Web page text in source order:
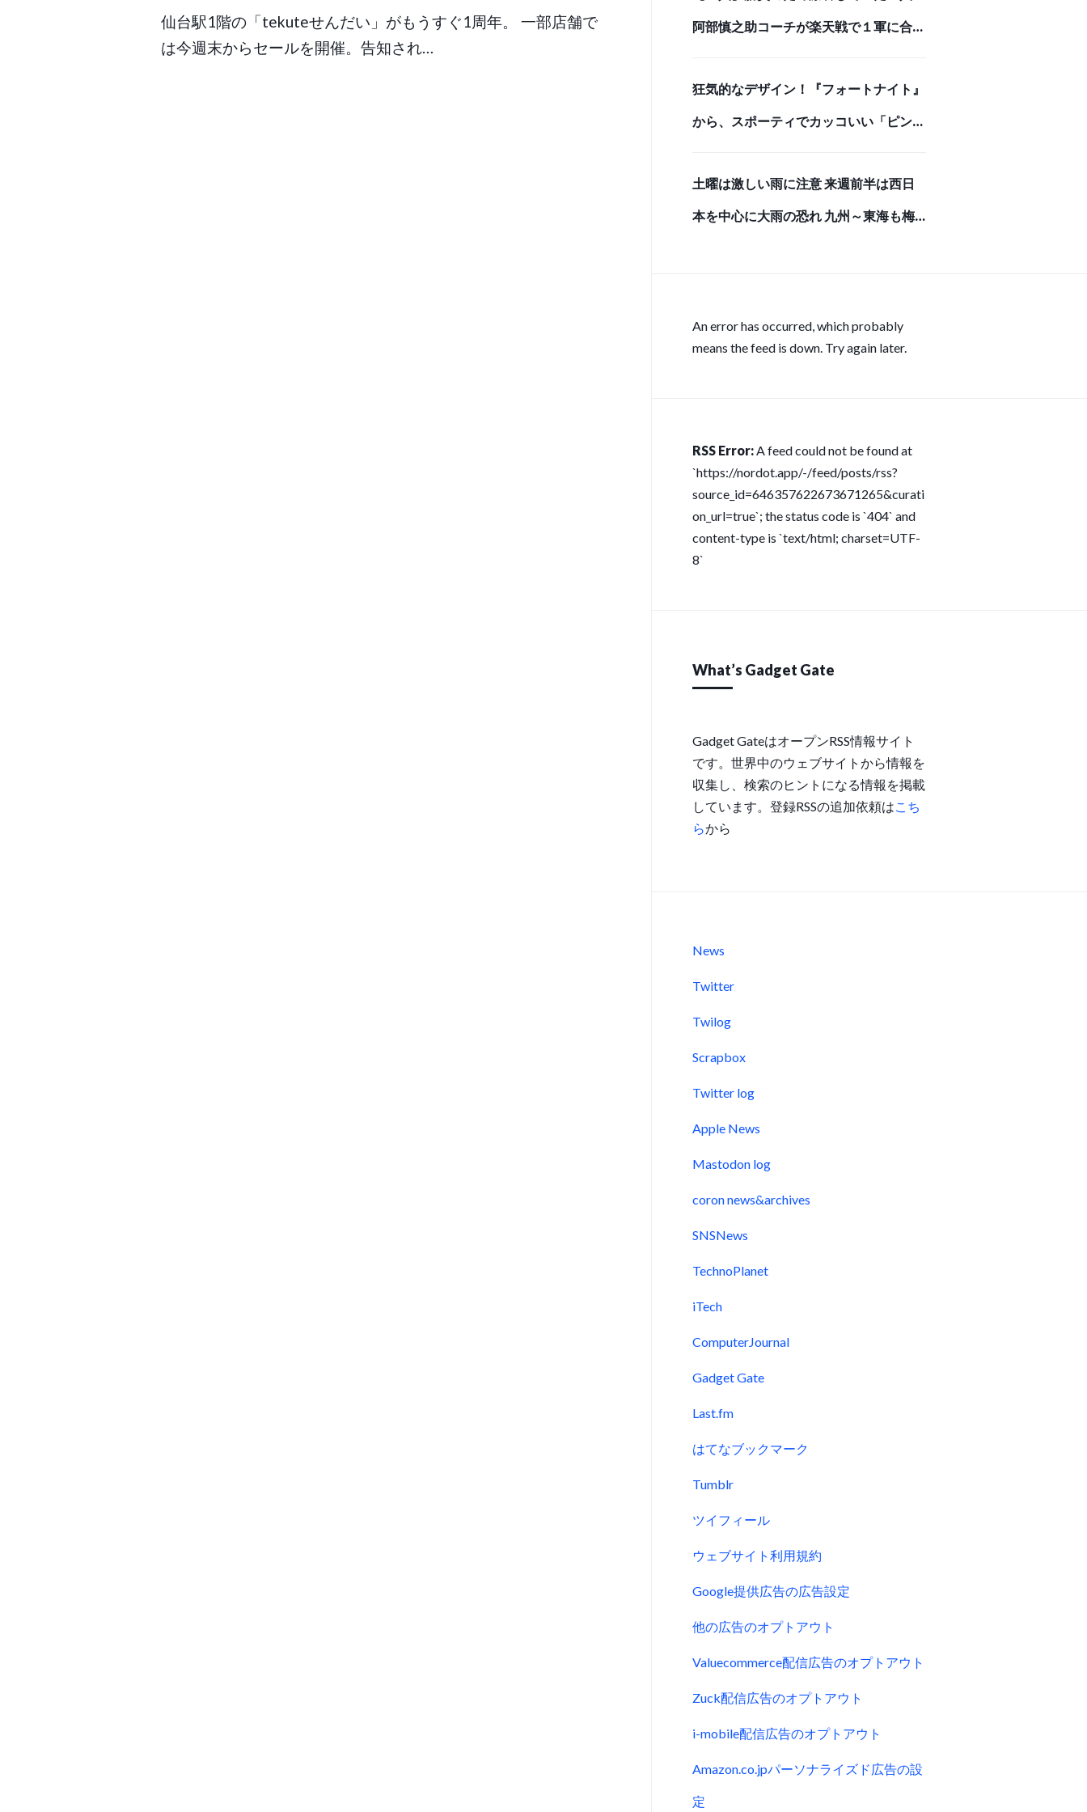
仙台駅1階の「tekuteせんだい」がもうすぐ1周年。 一部店舗で
は今週末からセールを開催。告知され…
阿部慎之助コーチが楽天戦で１軍に合流
狂気的なデザイン！『フォートナイト』
から、スポーティでカッコいい「ピンク
と、牛革で高級感あふれる長財布で存在
感のある強者になろう！
土曜は激しい雨に注意 来週前半は西日
本を中心に大雨の恐れ 九州～東海も梅
An error has occurred, which probably
means the feed is down. Try again later.
RSS Error:A feed could not be found at
`https://nordot.app/-/feed/posts/rss?
source_id=646357622673671265&curati
on_url=true`; the status code is `404` and
content-type is `text/html; charset=UTF-
8`
What’s Gadget Gate
Gadget GateはオープンRSS情報サイト
です。世界中のウェブサイトから情報を
収集し、検索のヒントになる情報を掲載
しています。登録RSSの追加依頼はこち
らから
News
Twitter
Twilog
Scrapbox
Twitter log
Apple News
Mastodon log
coron news&archives
SNSNews
TechnoPlanet
iTech
ComputerJournal
Gadget Gate
Last.fm
はてなブックマーク
Tumblr
ツイフィール
ウェブサイト利用規約
Google提供広告の広告設定
他の広告のオプトアウト
Valuecommerce配信広告のオプトアウト
Zuck配信広告のオプトアウト
i-mobile配信広告のオプトアウト
Amazon.co.jpパーソナライズド広告の設
定